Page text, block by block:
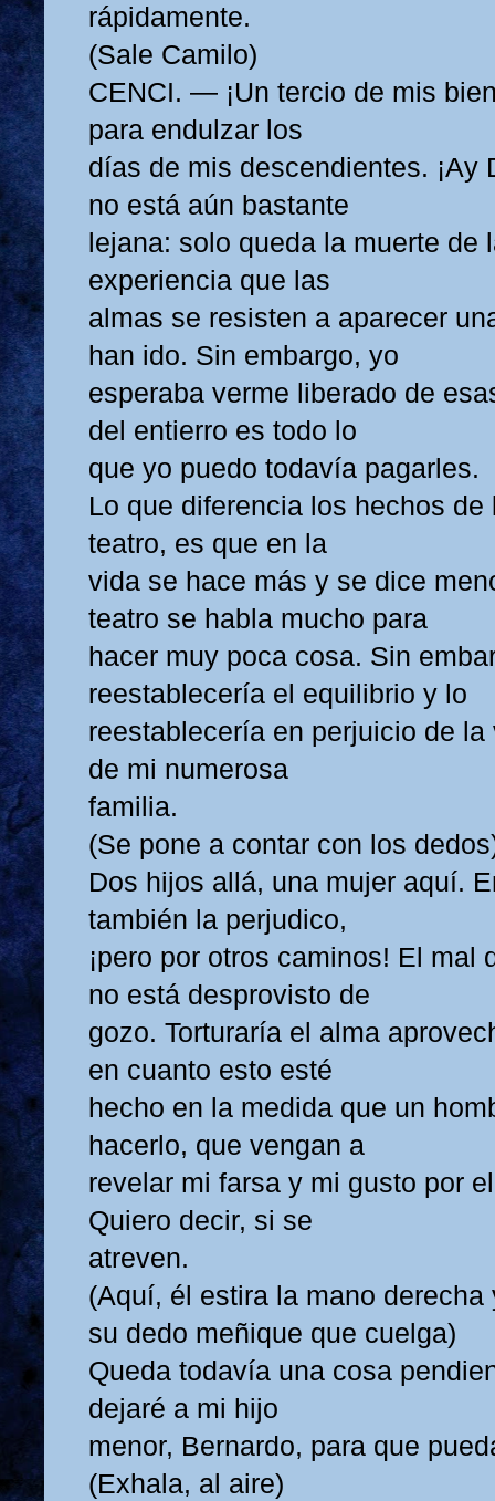
rápidamente.
(Sale Camilo)
CENCI. — ¡Un tercio de mis
para endulzar los
días de mis descendientes. ¡Ay
no está aún bastante
lejana: solo queda la muerte de
experiencia que las
almas se resisten a aparecer
han ido. Sin embargo, yo
esperaba verme liberado de
del entierro es todo lo
que yo puedo todavía pagarles.
Lo que diferencia los hechos
teatro, es que en la
vida se hace más y se dice
teatro se habla mucho para
hacer muy poca cosa. Sin
reestablecería el equilibrio y lo
reestablecería en perjuicio de
de mi numerosa
familia.
(Se pone a contar con los
Dos hijos allá, una mujer aquí.
también la perjudico,
¡pero por otros caminos! El mal
no está desprovisto de
gozo. Torturaría el alma
en cuanto esto esté
hecho en la medida que un
hacerlo, que vengan a
revelar mi farsa y mi gusto por
Quiero decir, si se
atreven.
(Aquí, él estira la mano derecha
su dedo meñique que cuelga)
Queda todavía una cosa
dejaré a mi hijo
menor, Bernardo, para que
(Exhala, al aire)